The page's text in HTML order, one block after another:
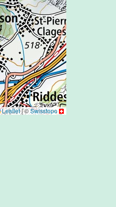
Leaflet |©Swisstopo